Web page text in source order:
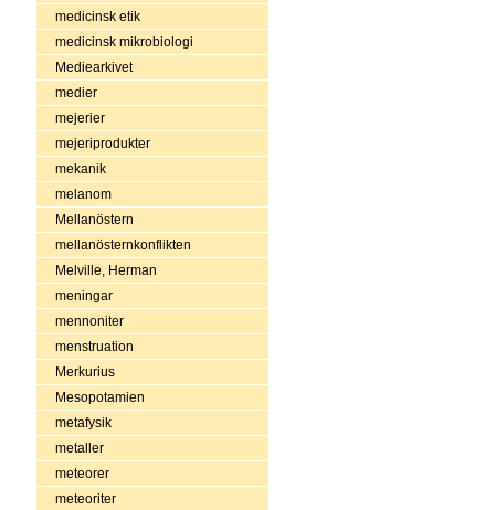
medicinsk etik
medicinsk mikrobiologi
Mediearkivet
medier
mejerier
mejeriprodukter
mekanik
melanom
Mellanöstern
mellanösternkonflikten
Melville, Herman
meningar
mennoniter
menstruation
Merkurius
Mesopotamien
metafysik
metaller
meteorer
meteoriter